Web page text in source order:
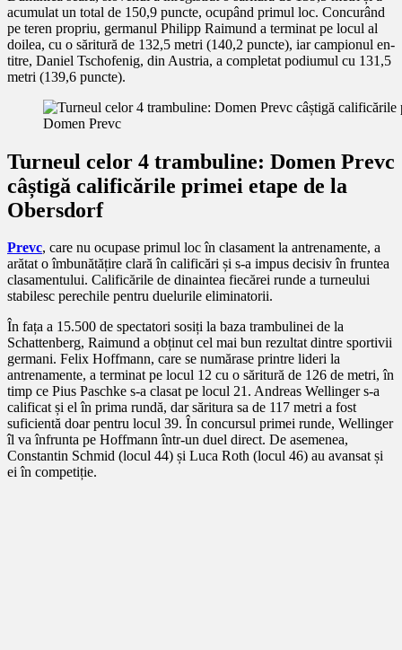
acumulat un total de 150,9 puncte, ocupând primul loc. Concurând
pe teren propriu, germanul Philipp Raimund a terminat pe locul al
doilea, cu o săritură de 132,5 metri (140,2 puncte), iar campionul en-
titre, Daniel Tschofenig, din Austria, a completat podiumul cu 131,5
metri (139,6 puncte).
Domen Prevc
Turneul celor 4 trambuline: Domen Prevc
câștigă calificările primei etape de la
Obersdorf
Prevc, care nu ocupase primul loc în clasament la antrenamente, a
arătat o îmbunătățire clară în calificări și s-a impus decisiv în fruntea
clasamentului. Calificările de dinaintea fiecărei runde a turneului
stabilesc perechile pentru duelurile eliminatorii.
În fața a 15.500 de spectatori sosiți la baza trambulinei de la
Schattenberg, Raimund a obținut cel mai bun rezultat dintre sportivii
germani. Felix Hoffmann, care se numărase printre lideri la
antrenamente, a terminat pe locul 12 cu o săritură de 126 de metri, în
timp ce Pius Paschke s-a clasat pe locul 21. Andreas Wellinger s-a
calificat și el în prima rundă, dar săritura sa de 117 metri a fost
suficientă doar pentru locul 39. În concursul primei runde, Wellinger
îl va înfrunta pe Hoffmann într-un duel direct. De asemenea,
Constantin Schmid (locul 44) și Luca Roth (locul 46) au avansat și
ei în competiție.